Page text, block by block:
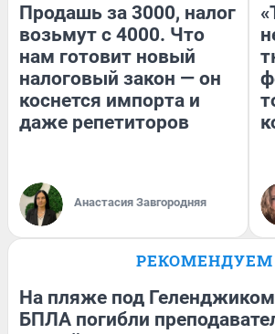
Продашь за 3000, налог
возьмут с 4000. Что
нам готовит новый
налоговый закон — он
коснется импорта и
даже репетиторов
Анастасия Завгородняя
РЕКОМЕНДУЕМ
На пляже под Геленджиком
БПЛА погибли